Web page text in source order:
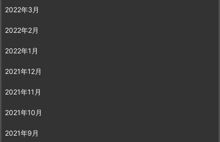
2022年3月
2022年2月
2022年1月
2021年12月
2021年11月
2021年10月
2021年9月